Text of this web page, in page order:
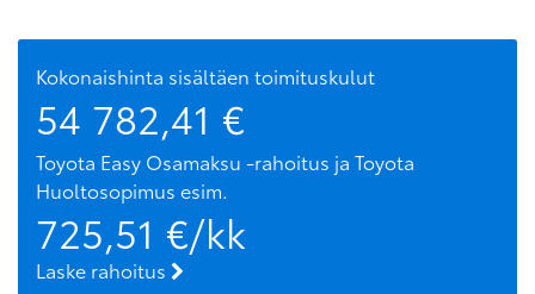
Kokonaishinta sisältäen toimituskulut
54 782,41 €
Toyota Easy Osamaksu -rahoitus ja Toyota
Huoltosopimus esim.
725,51 €/kk
Laske rahoitus